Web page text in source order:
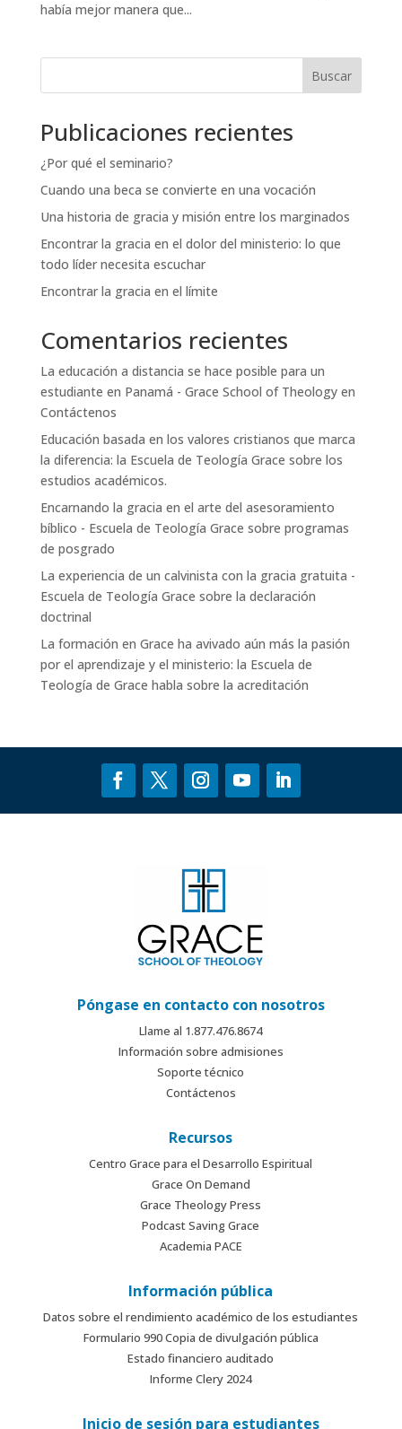
había mejor manera que...
Buscar
Publicaciones recientes
¿Por qué el seminario?
Cuando una beca se convierte en una vocación
Una historia de gracia y misión entre los marginados
Encontrar la gracia en el dolor del ministerio: lo que
todo líder necesita escuchar
Encontrar la gracia en el límite
Comentarios recientes
La educación a distancia se hace posible para un
estudiante en Panamá - Grace School of Theologyen
Contáctenos
Educación basada en los valores cristianos que marca
la diferencia: la Escuela de Teología Grace sobre los
estudios académicos.
Encarnando la gracia en el arte del asesoramiento
bíblico - Escuela de Teología Grace sobre programas
de posgrado
La experiencia de un calvinista con la gracia gratuita -
Escuela de Teología Grace sobre la declaración
doctrinal
La formación en Grace ha avivado aún más la pasión
por el aprendizaje y el ministerio: la Escuela de
Teología de Grace habla sobre la acreditación
Póngase en contacto con nosotros
Llame al 1.877.476.8674
Información sobre admisiones
Soporte técnico
Contáctenos
Recursos
Centro Grace para el Desarrollo Espiritual
Grace On Demand
Grace Theology Press
Podcast Saving Grace
Academia PACE
Información pública
Datos sobre el rendimiento académico de los estudiantes
Formulario 990 Copia de divulgación pública
Estado financiero auditado
Informe Clery 2024
Inicio de sesión para estudiantes